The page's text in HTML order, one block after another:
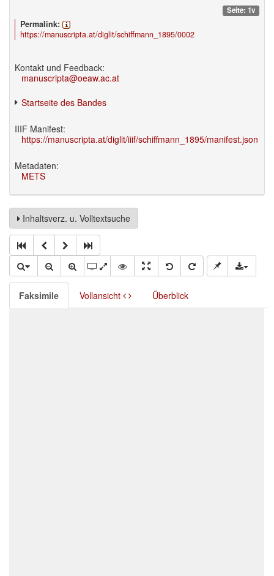
Seite: 1v
Permalink:
https://manuscripta.at/diglit/schiffmann_1895/0002
Kontakt und Feedback:
manuscripta@oeaw.ac.at
Startseite des Bandes
IIIF Manifest:
https://manuscripta.at/diglit/iiif/schiffmann_1895/manifest.json
Metadaten:
METS
Inhaltsverz. u. Volltextsuche
Faksimile Vollansicht Überblick